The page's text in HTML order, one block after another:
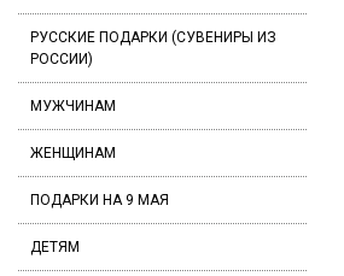
РУССКИЕ ПОДАРКИ (СУВЕНИРЫ ИЗ
РОССИИ)
МУЖЧИНАМ
ЖЕНЩИНАМ
ПОДАРКИ НА 9 МАЯ
ДЕТЯМ